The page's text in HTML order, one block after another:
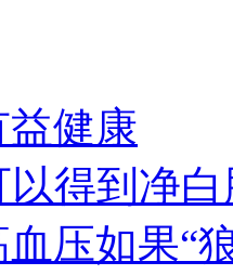
健康
以得到净
压如果“